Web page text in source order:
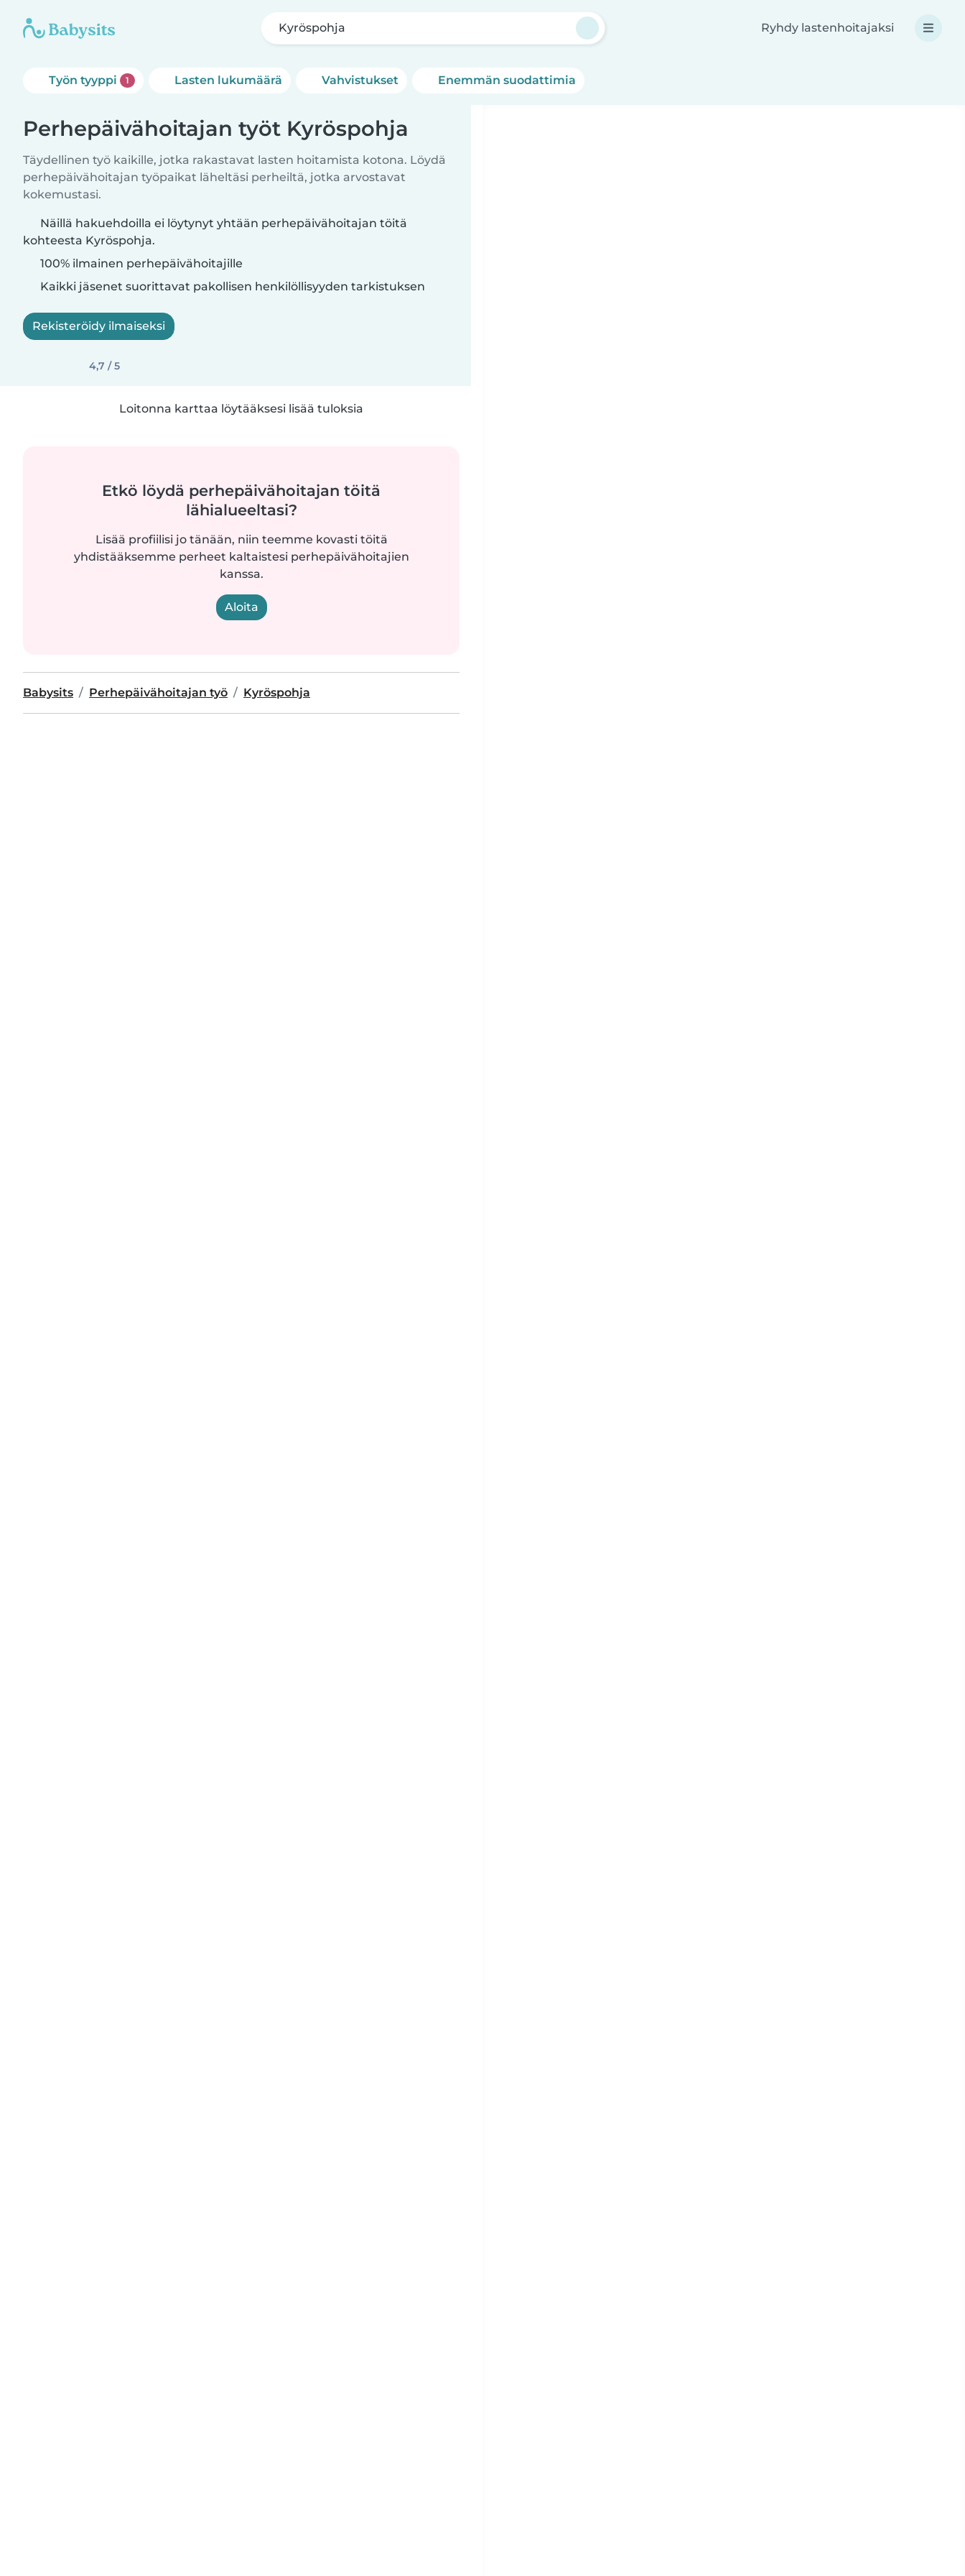
Kyröspohja Ryhdy lastenhoitajaksi
Työn tyyppi 1 Lasten lukumäärä Vahvistukset Enemmän suodattimia
Perhepäivähoitajan työt Kyröspohja
Täydellinen työ kaikille, jotka rakastavat lasten hoitamista kotona. Löydä
perhepäivähoitajan työpaikat läheltäsi perheiltä, jotka arvostavat
kokemustasi.
Näillä hakuehdoilla ei löytynyt yhtään perhepäivähoitajan töitä
kohteesta Kyröspohja.
100% ilmainen perhepäivähoitajille
Kaikki jäsenet suorittavat pakollisen henkilöllisyyden tarkistuksen
Rekisteröidy ilmaiseksi
4,7 / 5
Loitonna karttaa löytääksesi lisää tuloksia
Etkö löydä perhepäivähoitajan töitä
lähialueeltasi?
Lisää profiilisi jo tänään, niin teemme kovasti töitä
yhdistääksemme perheet kaltaistesi perhepäivähoitajien
kanssa.
Aloita
Babysits Perhepäivähoitajan työ Kyröspohja